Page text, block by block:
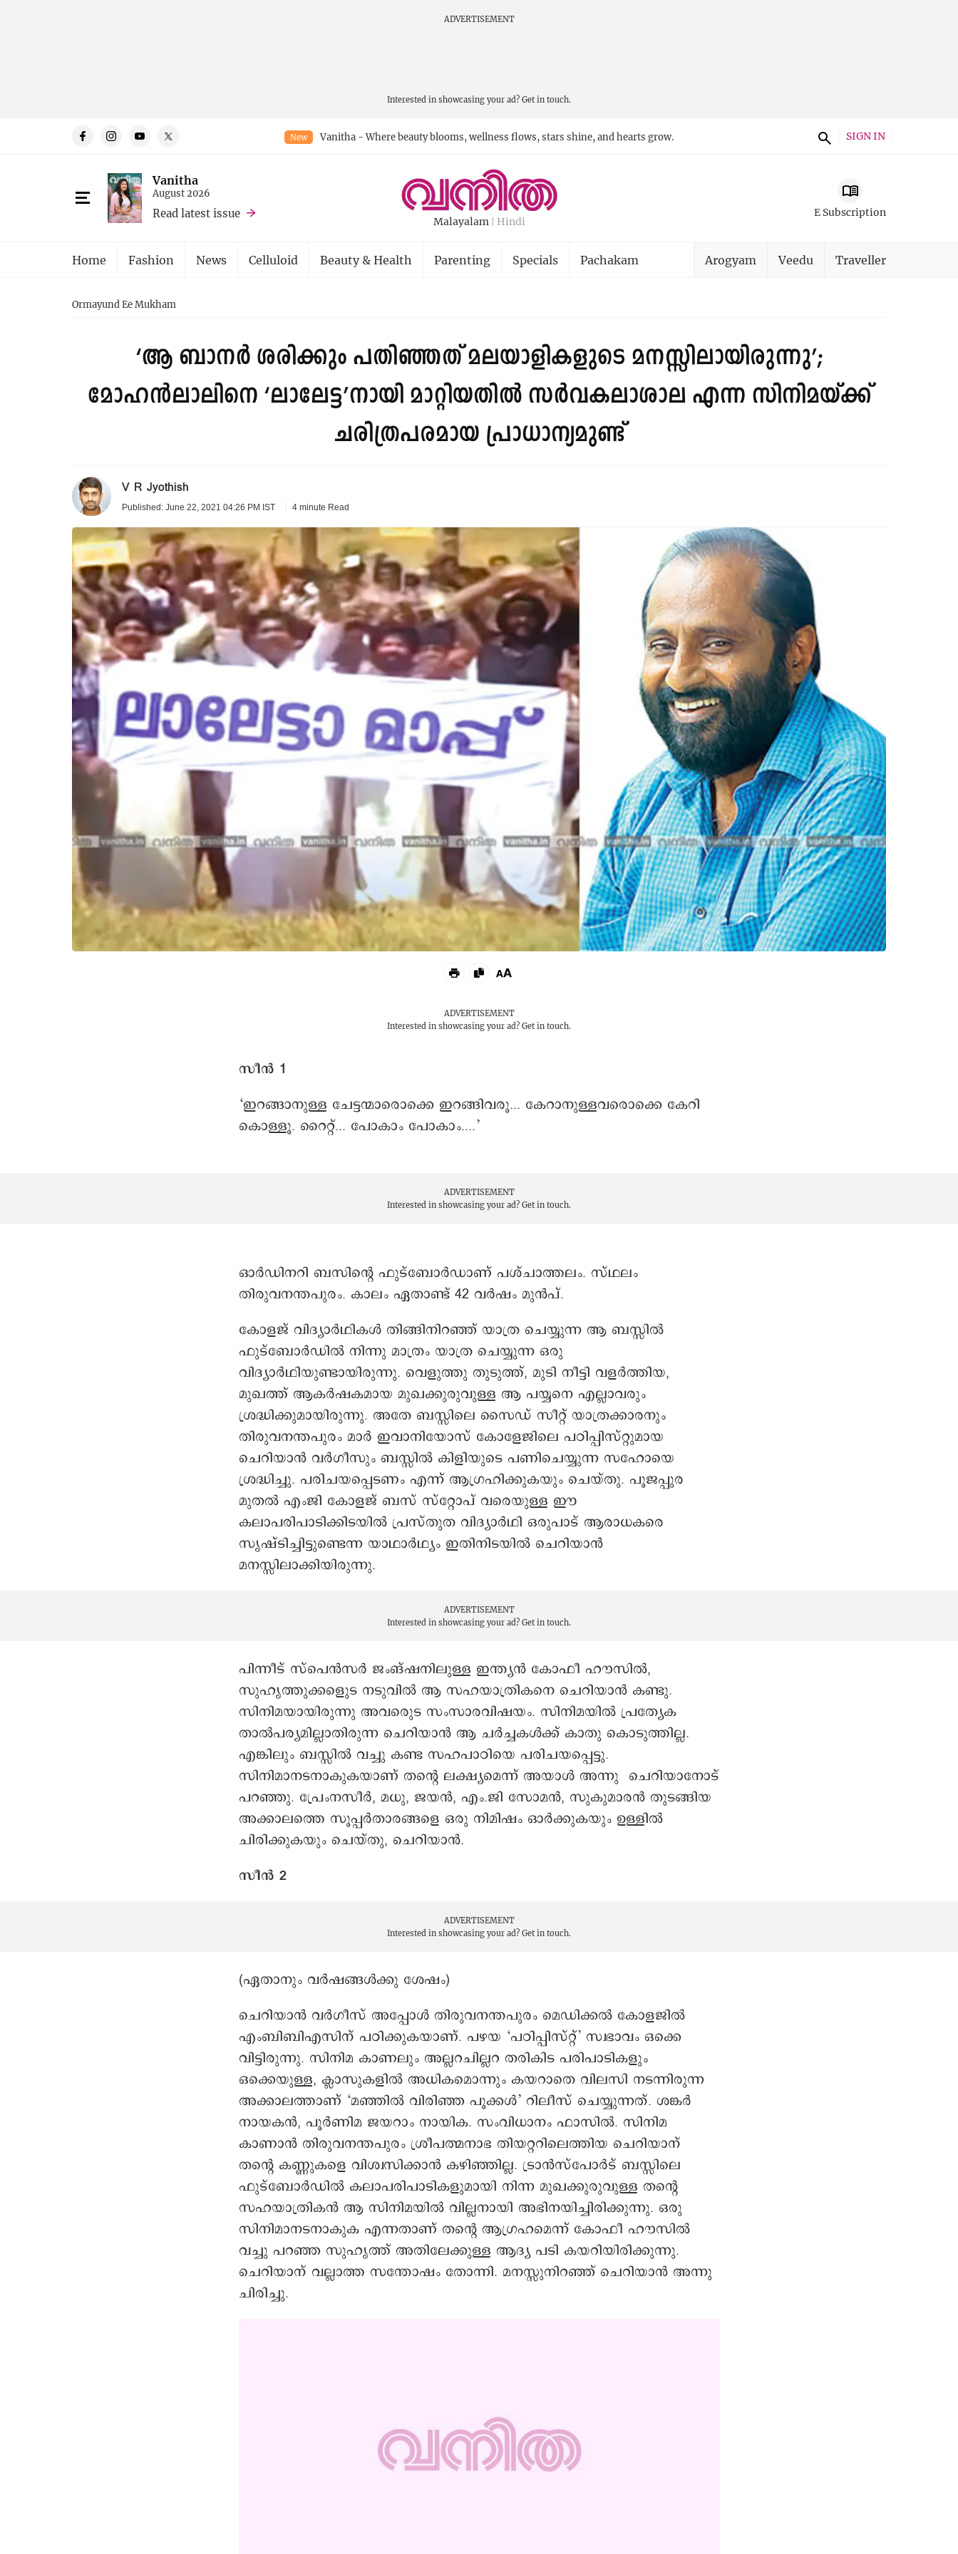
ADVERTISEMENT
Interested in showcasing your ad? Get in touch.
New Vanitha - Where beauty blooms, wellness flows, stars shine, and hearts grow. SIGN IN
Vanitha
August 2026
Read latest issue
Malayalam Hindi
E Subscription
Home Fashion News Celluloid Beauty & Health Parenting Specials Pachakam Arogyam Veedu Traveller
Ormayund Ee Mukham
‘ആ ബാനർ ശരിക്കും പതിഞ്ഞത് മലയാളികളുടെ മനസ്സിലായിരുന്നു’;
മോഹൻലാലിനെ ‘ലാലേട്ട’നായി മാറ്റിയതില്‍ സർവകലാശാല എന്ന സിനിമയ്ക്ക്
ചരിത്രപരമായ പ്രാധാന്യമുണ്ട്
V R Jyothish
Published: June 22, 2021 04:26 PM IST 4 minute Read
ADVERTISEMENT
Interested in showcasing your ad? Get in touch.
സീൻ 1
‘ഇറങ്ങാനുള്ള ചേട്ടന്മാരൊക്കെ ഇറങ്ങിവരൂ... കേറാനുള്ളവരൊക്കെ കേറി
കൊള്ളൂ. റൈറ്റ്... പോകാം പോകാം....’
ADVERTISEMENT
Interested in showcasing your ad? Get in touch.
ഓർഡിനറി ബസിന്റെ ഫുട്ബോർഡാണ് പശ്ചാത്തലം. സ്ഥലം
തിരുവനന്തപുരം. കാലം ഏതാണ്ട് 42 വർഷം മുൻപ്.
കോളജ് വിദ്യാർഥികൾ തിങ്ങിനിറഞ്ഞ് യാത്ര ചെയ്യുന്ന ആ ബസ്സിൽ
ഫുട്ബോർഡിൽ നിന്നു മാത്രം യാത്ര ചെയ്യുന്ന ഒരു
വിദ്യാർഥിയുണ്ടായിരുന്നു. വെളുത്തു തുടുത്ത്, മുടി നീട്ടി വളർത്തിയ,
മുഖത്ത് ആകർഷകമായ മുഖക്കുരുവുള്ള ആ പയ്യനെ എല്ലാവരും
ശ്രദ്ധിക്കുമായിരുന്നു. അതേ ബസ്സിലെ സൈഡ് സീറ്റ് യാത്രക്കാരനും
തിരുവനന്തപുരം മാർ ഇവാനിയോസ് കോളേജിലെ പഠിപ്പിസ്റ്റുമായ
ചെറിയാൻ വർഗീസും ബസ്സിൽ കിളിയുടെ പണിചെയ്യുന്ന സഹോയെ
ശ്രദ്ധിച്ചു. പരിചയപ്പെടണം എന്ന് ആഗ്രഹിക്കുകയും ചെയ്തു. പൂജപ്പുര
മുതൽ എംജി കോളജ് ബസ് സ്റ്റോപ് വരെയുള്ള ഈ
കലാപരിപാടിക്കിടയിൽ പ്രസ്തുത വിദ്യാർഥി ഒരുപാട് ആരാധകരെ
സൃഷ്ടിച്ചിട്ടുണ്ടെന്ന യാഥാർഥ്യം ഇതിനിടയിൽ ചെറിയാൻ
മനസ്സിലാക്കിയിരുന്നു.
ADVERTISEMENT
Interested in showcasing your ad? Get in touch.
പിന്നീട് സ്പെൻസർ ജംങ്ഷനിലുള്ള ഇന്ത്യൻ കോഫീ ഹൗസിൽ,
സുഹൃത്തുക്കളുെട നടുവില്‍ ആ സഹയാത്രികനെ ചെറിയാൻ കണ്ടു.
സിനിമയായിരുന്നു അവരുെട സംസാരവിഷയം. സിനിമയിൽ പ്രത്യേക
താൽപര്യമില്ലാതിരുന്ന ചെറിയാൻ ആ ചർച്ചകൾക്ക് കാതു കൊടുത്തില്ല.
എങ്കിലും ബസ്സിൽ വച്ചു കണ്ട സഹപാഠിയെ പരിചയപ്പെട്ടു.
സിനിമാനടനാകുകയാണ് തന്റെ ലക്ഷ്യമെന്ന് അയാൾ അന്നു ചെറിയാനോട്
പറഞ്ഞു. പ്രേംനസീർ, മധു, ജയൻ, എം.ജി സോമൻ, സുകുമാരൻ തുടങ്ങിയ
അക്കാലത്തെ സൂപ്പർതാരങ്ങളെ ഒരു നിമിഷം ഓർക്കുകയും ഉള്ളിൽ
ചിരിക്കുകയും ചെയ്തു, െചറിയാന്‍.
സീൻ 2
ADVERTISEMENT
Interested in showcasing your ad? Get in touch.
(ഏതാനും വർഷങ്ങൾക്കു ശേഷം)
ചെറിയാൻ വർഗീസ് അപ്പോള്‍ തിരുവനന്തപുരം മെഡിക്കൽ കോളജിൽ
എംബിബിഎസിന് പഠിക്കുകയാണ്. പഴയ ‘പഠിപ്പിസ്റ്റ്’ സ്വഭാവം ഒക്കെ
വിട്ടിരുന്നു. സിനിമ കാണലും അല്ലറചില്ലറ തരികിട പരിപാടികളും
ഒക്കെയുള്ള, ക്ലാസുകളിൽ അധികമൊന്നും കയറാതെ വിലസി നടന്നിരുന്ന
അക്കാലത്താണ് ‘മഞ്ഞിൽ വിരിഞ്ഞ പൂക്കൾ’ റിലീസ് ചെയ്യുന്നത്. ശങ്കര്‍
നായകൻ, പൂർണിമ ജയറാം നായിക. സംവിധാനം ഫാസില്‍. സിനിമ
കാണാൻ തിരുവനന്തപുരം ശ്രീപത്മനാഭ തിയറ്ററിലെത്തിയ ചെറിയാന്
തന്റെ കണ്ണുകളെ വിശ്വസിക്കാൻ കഴിഞ്ഞില്ല. ട്രാൻസ്പോർട് ബസ്സിലെ
ഫുട്ബോർഡിൽ കലാപരിപാടികളുമായി നിന്ന മുഖക്കുരുവുള്ള തന്റെ
സഹയാത്രികൻ ആ സിനിമയിൽ വില്ലനായി അഭിനയിച്ചിരിക്കുന്നു. ഒരു
സിനിമാനടനാകുക എന്നതാണ് തന്റെ ആഗ്രഹമെന്ന് കോഫീ ഹൗസിൽ
വച്ചു പറഞ്ഞ സുഹൃത്ത് അതിലേക്കുള്ള ആദ്യ പടി കയറിയിരിക്കുന്നു.
ചെറിയാന് വല്ലാത്ത സന്തോഷം തോന്നി. മനസ്സുനിറഞ്ഞ് ചെറിയാൻ അന്നു
ചിരിച്ചു.